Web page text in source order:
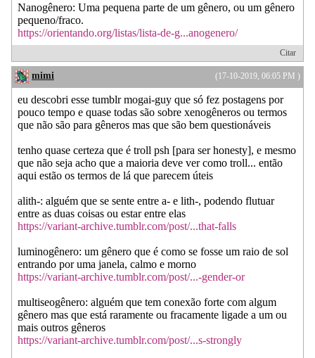
Nanogênero: Uma pequena parte de um gênero, ou um gênero
pequeno/fraco.
https://orientando.org/listas/lista-de-g...anogenero/
Citar
(17-10-2019, 06:05 PM )
mimi
eu descobri esse tumblr mogai-guy que só fez postagens por
pouco tempo e quase todas são sobre xenogêneros ou termos
que não são para gêneros mas que são bem questionáveis
tenho quase certeza que é troll psh [para ser honesty], e mesmo
que não seja acho que a maioria deve ver como troll... então
aqui estão os termos de lá que parecem úteis
alith-: alguém que se sente entre a- e lith-, podendo flutuar
entre as duas coisas ou estar entre elas
https://variant-archive.tumblr.com/post/...that-falls
luminogênero: um gênero que é como se fosse um raio de sol
entrando por uma janela, calmo e morno
https://variant-archive.tumblr.com/post/...-gender-or
multiseogênero: alguém que tem conexão forte com algum
gênero mas que está raramente ou fracamente ligade a um ou
mais outros gêneros
https://variant-archive.tumblr.com/post/...s-strongly